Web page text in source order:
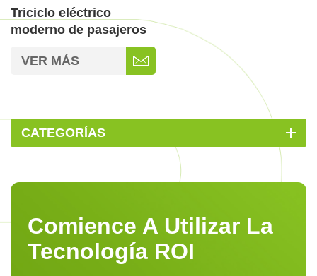
Triciclo eléctrico
moderno de pasajeros
para adultos con envío
rápido
VER MÁS
CATEGORÍAS
Comience A Utilizar La
Tecnología ROI